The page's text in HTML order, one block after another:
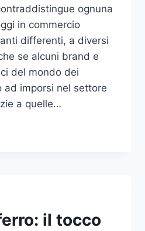
ognuna
in commercio
differenti, a diversi
se alcuni brand e
del mondo dei
ad imporsi nel settore
a quelle…
il tocco